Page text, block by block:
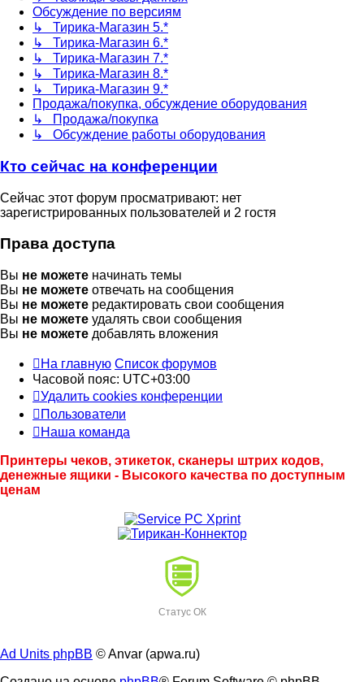
Обсуждение по версиям
↳ Тирика-Магазин 5.*
↳ Тирика-Магазин 6.*
↳ Тирика-Магазин 7.*
↳ Тирика-Магазин 8.*
↳ Тирика-Магазин 9.*
Продажа/покупка, обсуждение оборудования
↳ Продажа/покупка
↳ Обсуждение работы оборудования
Кто сейчас на конференции
Сейчас этот форум просматривают: нет
зарегистрированных пользователей и 2 гостя
Права доступа
Вы не можете начинать темы
Вы не можете отвечать на сообщения
Вы не можете редактировать свои сообщения
Вы не можете удалять свои сообщения
Вы не можете добавлять вложения
На главную Список форумов
Часовой пояс: UTC+03:00
Удалить cookies конференции
Пользователи
Наша команда
Принтеры чеков, этикеток, сканеры штрих кодов,
денежные ящики - Высокого качества по доступным
ценам
Статус ОК
Ad Units phpBB © Anvar (apwa.ru)